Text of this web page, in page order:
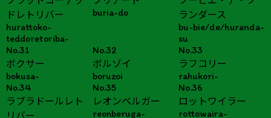
ドレトリバー
hurattoko-
teddoretoriba-
buria-do
ランダース
bu-bie/de/huranda-
su
No.31
ボクサー
bokusa-
No.32
ボルゾイ
boruzoi
No.33
ラフコリー
rahukori-
No.34
ラブラドールレト
No.35
レオンベルガー
reonberuga-
No.36
ロットワイラー
rottowaira-